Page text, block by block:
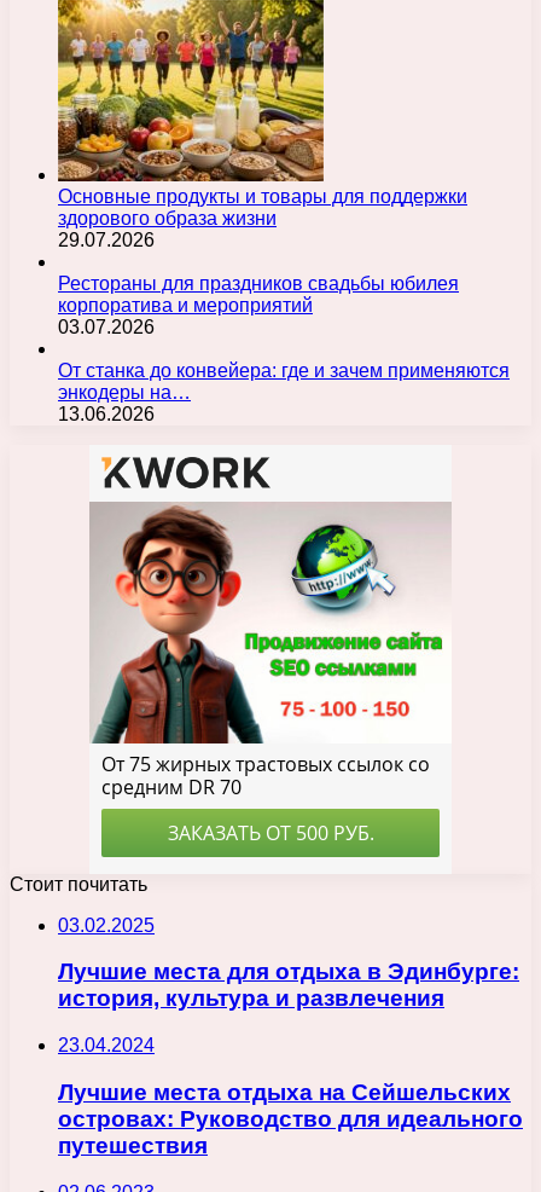
Основные продукты и товары для поддержки
здорового образа жизни
29.07.2026
Рестораны для праздников свадьбы юбилея
корпоратива и мероприятий
03.07.2026
От станка до конвейера: где и зачем применяются
энкодеры на…
13.06.2026
Стоит почитать
03.02.2025
Лучшие места для отдыха в Эдинбурге:
история, культура и развлечения
23.04.2024
Лучшие места отдыха на Сейшельских
островах: Руководство для идеального
путешествия